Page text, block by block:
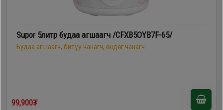
Supor 5литр будаа агшаагч /CFXB5OYB7F-65/
Будаа агшаагч, битүү чанагч, өндөг чанагч
99,900₮